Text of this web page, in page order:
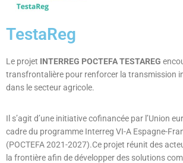
TestaReg
Le projet INTERREG POCTEFA TESTAREG
transfrontalière pour renforcer la transmission
dans le secteur agricole.
Il s’agit d’une initiative cofinancée par l’Union
cadre du programme Interreg VI-A Espagne-
(POCTEFA 2021-2027).Ce projet réunit des
la frontière afin de développer des solutions